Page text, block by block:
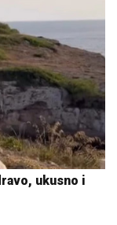
ukusno i